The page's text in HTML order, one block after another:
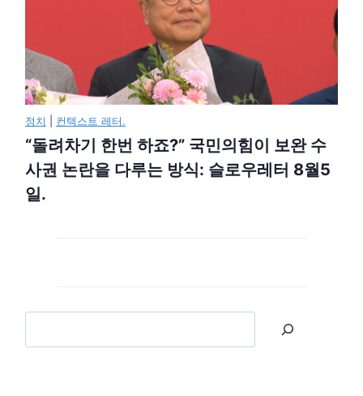
정치 컨텍스트 레터.
“돌려차기 한번 하죠?” 국민의힘이 보완 수
사권 논란을 다루는 방식: 슬로우레터 8월5
일.